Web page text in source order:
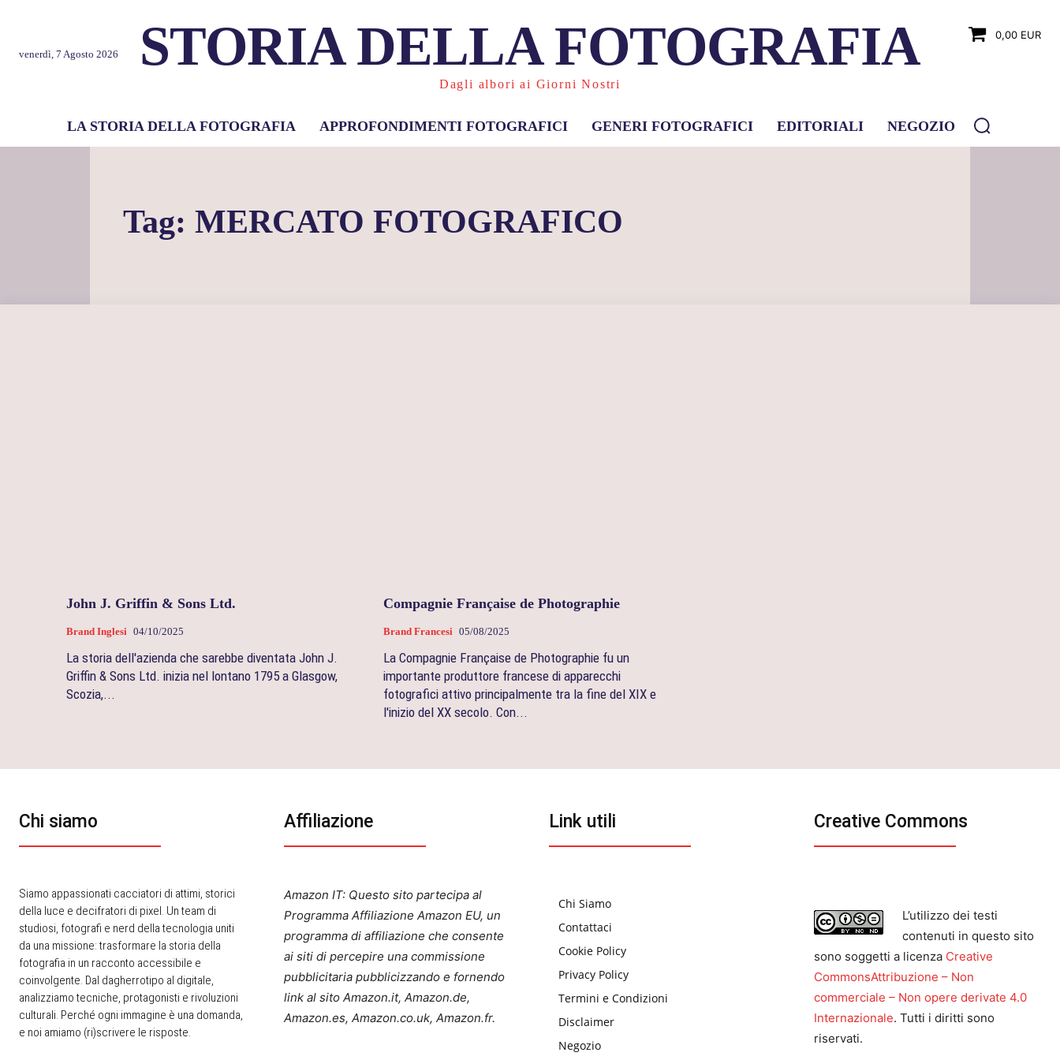
venerdì, 7 Agosto 2026 STORIA DELLA FOTOGRAFIA
Dagli albori ai Giorni Nostri
0,00 EUR
LA STORIA DELLA FOTOGRAFIA APPROFONDIMENTI FOTOGRAFICI GENERI FOTOGRAFICI EDITORIALI NEGOZIO
Tag: MERCATO FOTOGRAFICO
John J. Griffin & Sons Ltd.
Brand Inglesi 04/10/2025
La storia dell'azienda che sarebbe diventata John J.
Griffin & Sons Ltd. inizia nel lontano 1795 a Glasgow,
Scozia,...
Compagnie Française de Photographie
Brand Francesi 05/08/2025
La Compagnie Française de Photographie fu un
importante produttore francese di apparecchi
fotografici attivo principalmente tra la fine del XIX e
l'inizio del XX secolo. Con...
Chi siamo
Siamo appassionati cacciatori di attimi, storici
della luce e decifratori di pixel. Un team di
studiosi, fotografi e nerd della tecnologia uniti
da una missione: trasformare la storia della
fotografia in un racconto accessibile e
coinvolgente. Dal dagherrotipo al digitale,
analizziamo tecniche, protagonisti e rivoluzioni
culturali. Perché ogni immagine è una domanda,
e noi amiamo (ri)scrivere le risposte.
Affiliazione
Amazon IT: Questo sito partecipa al
Programma Affiliazione Amazon EU, un
programma di affiliazione che consente
ai siti di percepire una commissione
pubblicitaria pubblicizzando e fornendo
link al sito Amazon.it, Amazon.de,
Amazon.es, Amazon.co.uk, Amazon.fr.
Link utili
Chi Siamo
Contattaci
Cookie Policy
Privacy Policy
Termini e Condizioni
Disclaimer
Negozio
Creative Commons
L’utilizzo dei testi
contenuti in questo sito
sono soggetti a licenza Creative
CommonsAttribuzione – Non
commerciale – Non opere derivate 4.0
Internazionale. Tutti i diritti sono
riservati.